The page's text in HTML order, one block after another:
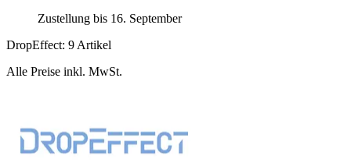
Zustellung bis 16. September
DropEffect: 9 Artikel
Alle Preise inkl. MwSt.